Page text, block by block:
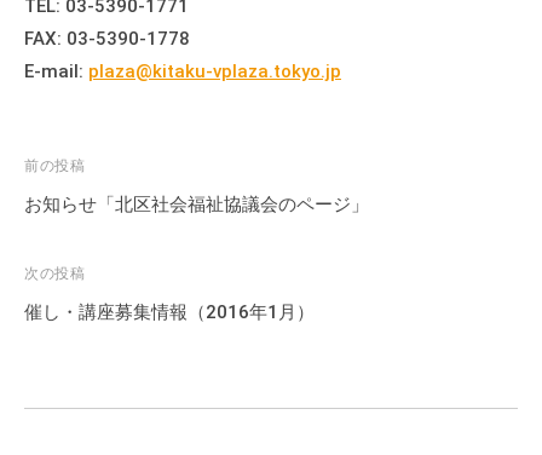
TEL: 03-5390-1771
FAX: 03-5390-1778
E-mail: plaza@kitaku-vplaza.tokyo.jp
投
稿
ビ
ゲ
ョ
前の投稿
お知らせ「北区社会福祉協議会のページ」
次の投稿
催し・講座募集情報（2016年1月）